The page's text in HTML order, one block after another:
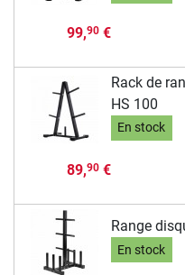
99,90€
Rack de
HS 100
En stock
89,90€
Range
En stock